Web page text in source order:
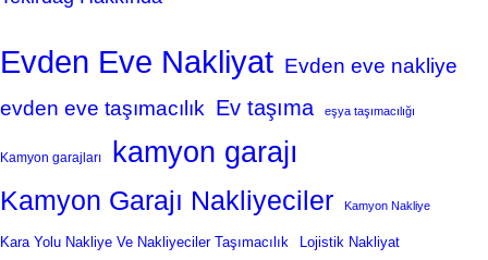
Evden Eve Nakliyat Evden eve nakliye
evden eve taşımacılık Ev taşıma eşya taşımacılığı
Kamyon garajları kamyon garajı
Kamyon Garajı Nakliyeciler Kamyon Nakliye
Kara Yolu Nakliye Ve Nakliyeciler Taşımacılık Lojistik Nakliyat